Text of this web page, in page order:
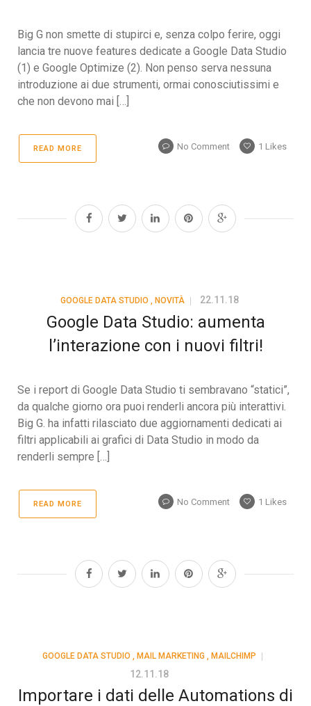
Big G non smette di stupirci e, senza colpo ferire, oggi
lancia tre nuove features dedicate a Google Data Studio
(1) e Google Optimize (2). Non penso serva nessuna
introduzione ai due strumenti, ormai conosciutissimi e
che non devono mai […]
READ MORE No Comment 1 Likes
GOOGLE DATA STUDIO, NOVITÀ 22.11.18
Google Data Studio: aumenta
l’interazione con i nuovi filtri!
Se i report di Google Data Studio ti sembravano “statici”,
da qualche giorno ora puoi renderli ancora più interattivi.
Big G. ha infatti rilasciato due aggiornamenti dedicati ai
filtri applicabili ai grafici di Data Studio in modo da
renderli sempre […]
READ MORE No Comment 1 Likes
GOOGLE DATA STUDIO , MAIL MARKETING , MAILCHIMP
12.11.18
Importare i dati delle Automations di